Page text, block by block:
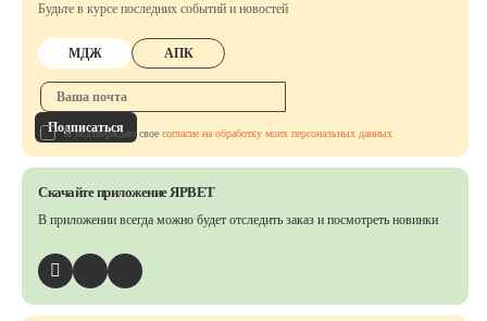
Будьте в курсе последних событий и новостей
МДЖ АПК
Подписаться
Я подтверждаю свое согласие на обработку моих персональных данных
Скачайте приложение ЯРВЕТ
В приложении всегда можно будет отследить заказ и посмотреть новинки